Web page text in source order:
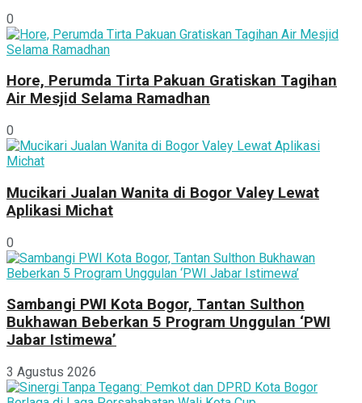
0
Hore, Perumda Tirta Pakuan Gratiskan Tagihan
Air Mesjid Selama Ramadhan
0
Mucikari Jualan Wanita di Bogor Valey Lewat
Aplikasi Michat
0
Sambangi PWI Kota Bogor, Tantan Sulthon
Bukhawan Beberkan 5 Program Unggulan ‘PWI
Jabar Istimewa’
3 Agustus 2026